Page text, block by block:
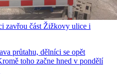
zavřou část Žižkovy ulice i
průtahu, dělníci se opět
toho začne hned v pondělí